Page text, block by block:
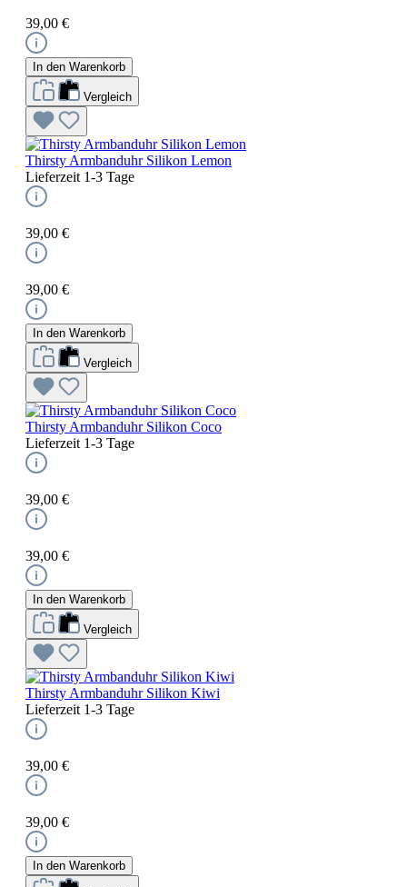
39,00 €
In den Warenkorb
Vergleich
Thirsty Armbanduhr Silikon Lemon
Lieferzeit 1-3 Tage
39,00 €
39,00 €
In den Warenkorb
Vergleich
Thirsty Armbanduhr Silikon Coco
Lieferzeit 1-3 Tage
39,00 €
39,00 €
In den Warenkorb
Vergleich
Thirsty Armbanduhr Silikon Kiwi
Lieferzeit 1-3 Tage
39,00 €
39,00 €
In den Warenkorb